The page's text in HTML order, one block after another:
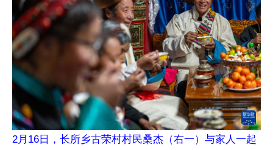
2月16日，长所乡古荣村村民桑杰（右一）与家人一起